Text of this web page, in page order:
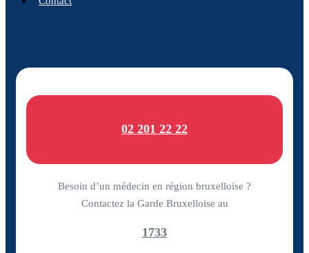
02 201 22 22
Besoin d’un médecin en région bruxelloise ?
Contactez la Garde Bruxelloise au
1733